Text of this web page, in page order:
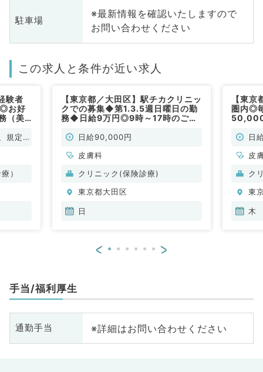
駐車場
※最新情報を確認いたしますので
お問い合わせください
この求人と条件が近い求人
験者
お好
（美
規定に
）
【東京都／大田区】駅チカクリニッ
クでの募集◆第1.3.5週日曜日の勤
務◆日給9万円◎9時～17時のご勤
日給90,000円
皮膚科
クリニック(保険診療)
東京都大田区
日
【東
圏内◎
日
皮
ク
東
木
< >
手当/福利厚生
通勤手当 ※詳細はお問い合わせください